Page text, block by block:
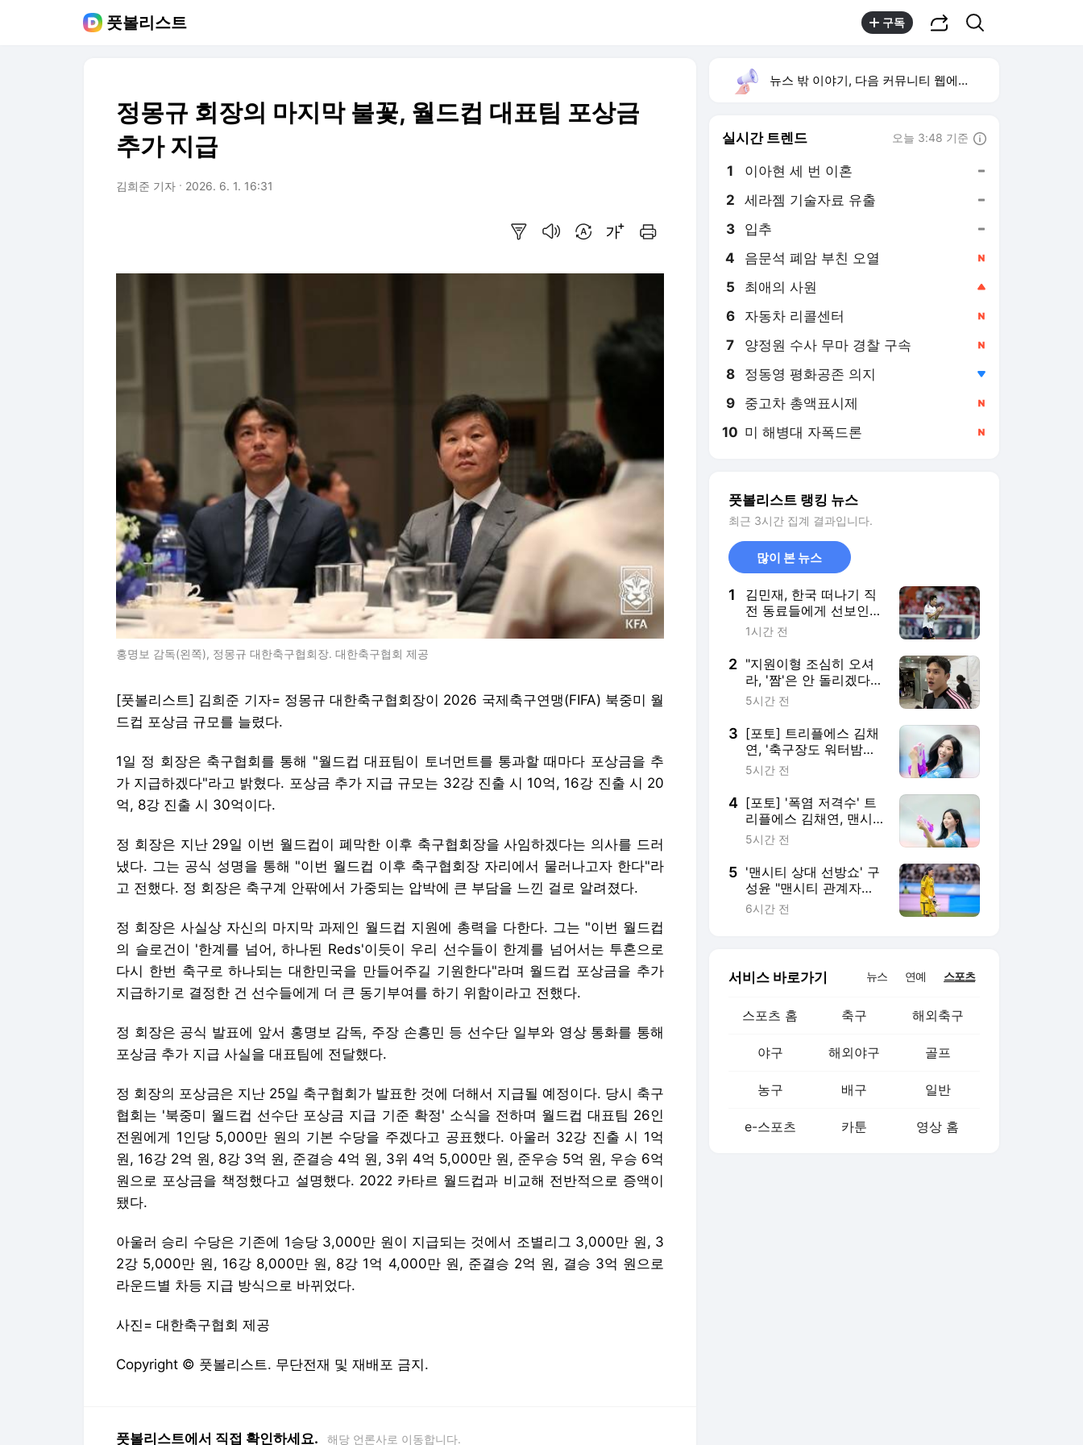
풋볼리스트 구독
정몽규 회장의 마지막 불꽃, 월드컵 대표팀 포상금
추가 지급
김희준 기자 2026. 6. 1. 16:31
홍명보 감독(왼쪽), 정몽규 대한축구협회장. 대한축구협회 제공
[풋볼리스트] 김희준 기자= 정몽규 대한축구협회장이 2026 국제축구연맹(FIFA) 북중미 월
드컵 포상금 규모를 늘렸다.
1일 정 회장은 축구협회를 통해 "월드컵 대표팀이 토너먼트를 통과할 때마다 포상금을 추
가 지급하겠다"라고 밝혔다. 포상금 추가 지급 규모는 32강 진출 시 10억, 16강 진출 시 20
억, 8강 진출 시 30억이다.
정 회장은 지난 29일 이번 월드컵이 폐막한 이후 축구협회장을 사임하겠다는 의사를 드러
냈다. 그는 공식 성명을 통해 "이번 월드컵 이후 축구협회장 자리에서 물러나고자 한다"라
고 전했다. 정 회장은 축구계 안팎에서 가중되는 압박에 큰 부담을 느낀 걸로 알려졌다.
정 회장은 사실상 자신의 마지막 과제인 월드컵 지원에 총력을 다한다. 그는 "이번 월드컵
의 슬로건이 '한계를 넘어, 하나된 Reds'이듯이 우리 선수들이 한계를 넘어서는 투혼으로
다시 한번 축구로 하나되는 대한민국을 만들어주길 기원한다"라며 월드컵 포상금을 추가
지급하기로 결정한 건 선수들에게 더 큰 동기부여를 하기 위함이라고 전했다.
정 회장은 공식 발표에 앞서 홍명보 감독, 주장 손흥민 등 선수단 일부와 영상 통화를 통해
포상금 추가 지급 사실을 대표팀에 전달했다.
정 회장의 포상금은 지난 25일 축구협회가 발표한 것에 더해서 지급될 예정이다. 당시 축구
협회는 '북중미 월드컵 선수단 포상금 지급 기준 확정' 소식을 전하며 월드컵 대표팀 26인
전원에게 1인당 5,000만 원의 기본 수당을 주겠다고 공표했다. 아울러 32강 진출 시 1억
원, 16강 2억 원, 8강 3억 원, 준결승 4억 원, 3위 4억 5,000만 원, 준우승 5억 원, 우승 6억
원으로 포상금을 책정했다고 설명했다. 2022 카타르 월드컵과 비교해 전반적으로 증액이
됐다.
아울러 승리 수당은 기존에 1승당 3,000만 원이 지급되는 것에서 조별리그 3,000만 원, 3
2강 5,000만 원, 16강 8,000만 원, 8강 1억 4,000만 원, 준결승 2억 원, 결승 3억 원으로
라운드별 차등 지급 방식으로 바뀌었다.
사진= 대한축구협회 제공
Copyright © 풋볼리스트. 무단전재 및 재배포 금지.
풋볼리스트에서 직접 확인하세요. 해당 언론사로 이동합니다.
뉴스 밖 이야기, 다음 커뮤니티 웹에서 보기
실시간 트렌드 오늘 3:48 기준
1 이아현 세 번 이혼
2 세라젬 기술자료 유출
3 입추
4 음문석 폐암 부친 오열
5 최애의 사원
6 자동차 리콜센터
7 양정원 수사 무마 경찰 구속
8 정동영 평화공존 의지
9 중고차 총액표시제
10 미 해병대 자폭드론
풋볼리스트 랭킹 뉴스
최근 3시간 집계 결과입니다.
많이 본 뉴스
1
김민재, 한국 떠나기 직
전 동료들에게 선보인
한국음식 "오늘밤은 치
1시간 전
2 "지원이형 조심히 오셔
라, '짬'은 안 돌리겠다"
전역(=수원 복귀) 앞둔
[팀 K리그 인터뷰]
5시간 전
3 [포토] 트리플에스 김채
연, '축구장도 워터밤으
로'
5시간 전
4 [포토] '폭염 저격수' 트
리플에스 김채연, 맨시
티 팬심 저격 '원샷원킬'
5시간 전
5 '맨시티 상대 선방쇼' 구
성윤 "맨시티 관계자들
이 어떻게 생각할지" 경
6시간 전
서비스 바로가기 뉴스 연예 스포츠
스포츠 홈 축구 해외축구
야구 해외야구 골프
농구 배구 일반
e-스포츠 카툰 영상 홈